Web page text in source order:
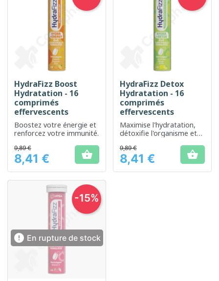
HydraFizz Boost
Hydratation - 16
comprimés
effervescents
Boostez votre énergie et
renforcez votre immunité.
Prix
9,89 €
8,41 € 
HydraFizz Detox
Hydratation - 16
comprimés
effervescents
Maximise l'hydratation,
détoxifie l'organisme et
Prix
9,89 €
8,41 € 
 En rupture de stock
-15%